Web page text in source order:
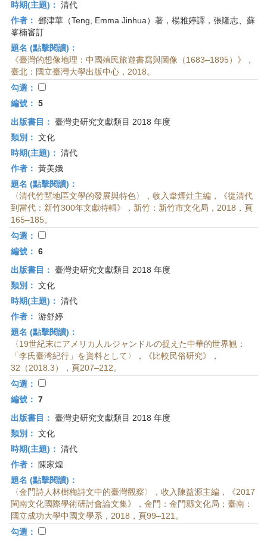
時期(主題)： 清代
作者： 鄧津華（Teng, Emma Jinhua）著，楊雅婷譯，張隆志、蘇
峯楠審訂
題名 (點擊閱讀)：
《臺灣的想像地理：中國殖民旅遊書寫與圖像（1683–1895）》，
臺北：國立臺灣大學出版中心，2018。
勾選：
編號： 5
出版書目： 臺灣史研究文獻類目 2018 年度
類別： 文化
時期(主題)： 清代
作者： 黃美娥
題名 (點擊閱讀)：
〈清代竹塹地區文學的發展與特色〉，收入韋煙灶主編，《從清代
到當代：新竹300年文獻特輯》，新竹：新竹市文化局，2018，頁
165–185。
勾選：
編號： 6
出版書目： 臺灣史研究文獻類目 2018 年度
類別： 文化
時期(主題)： 清代
作者： 游舒婷
題名 (點擊閱讀)：
〈19世紀末にアメリカ人ルジャンドルの捉えた中華的世界観：
「李氏臺湾紀行」を資料として〉，《比較民俗研究》，
32（2018.3），頁207–212。
勾選：
編號： 7
出版書目： 臺灣史研究文獻類目 2018 年度
類別： 文化
時期(主題)： 清代
作者：
陳家煌
題名 (點擊閱讀)：
〈金門詩人林樹梅詩文中的臺灣觀察〉，收入陳益源主編，《2017
閩南文化國際學術研討會論文集》，金門：金門縣文化局；臺南：
國立成功大學中國文學系，2018，頁99–121。
勾選：